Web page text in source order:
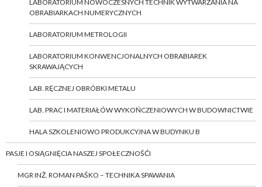
LABORATORIUM NOWOCZESNYCH TECHNIK WYTWARZANIA NA
OBRABIARKACH NUMERYCZNYCH
LABORATORIUM METROLOGII
LABORATORIUM KONWENCJONALNYCH OBRABIAREK
SKRAWAJĄCYCH
LAB. RĘCZNEJ OBRÓBKI METALU
LAB. PRAC I MATERIAŁÓW WYKOŃCZENIOWYCH W BUDOWNICTWIE
HALA SZKOLENIOWO PRODUKCYJNA W BUDYNKU B
PASJE I OSIĄGNIĘCIA NASZEJ SPOŁECZNOŚĆI
MGR INŻ. ROMAN PAŚKO – TECHNIKA SPAWANIA